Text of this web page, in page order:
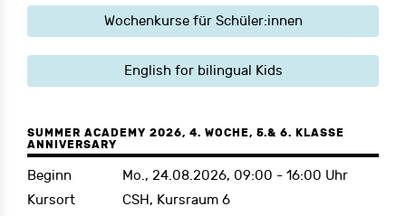
Wochenkurse für Schüler:innen
English for bilingual Kids
SUMMER ACADEMY 2026, 4. WOCHE, 5.& 6. KLASSE
ANNIVERSARY
Beginn
Mo., 24.08.2026, 09:00 - 16:00 Uhr
Kursort
CSH, Kursraum 6